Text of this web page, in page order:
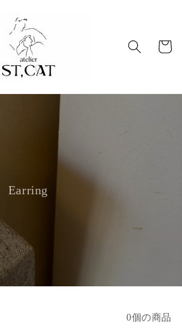
ー
Earring
0個の商品